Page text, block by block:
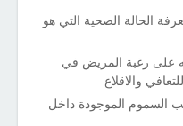
الحالة الصحية التي هو
على رغبة المريض في
والاقلاع
السموم الموجودة داخل